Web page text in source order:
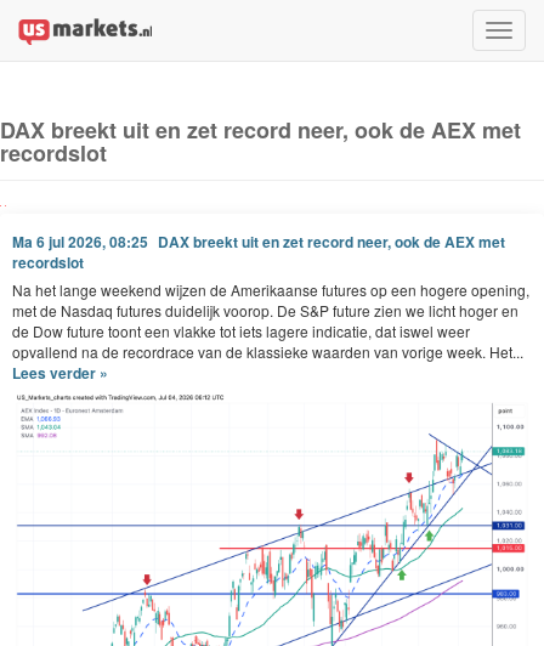
Toggle
DAX breekt uit en zet record neer, ook de AEX met
recordslot
Ma 6 jul 2026, 08:25 DAX breekt uit en zet record neer, ook de AEX met
recordslot
Na het lange weekend wijzen de Amerikaanse futures op een hogere opening,
met de Nasdaq futures duidelijk voorop. De S&P future zien we licht hoger en
de Dow future toont een vlakke tot iets lagere indicatie, dat iswel weer
opvallend na de recordrace van de klassieke waarden van vorige week. Het...
Lees verder »